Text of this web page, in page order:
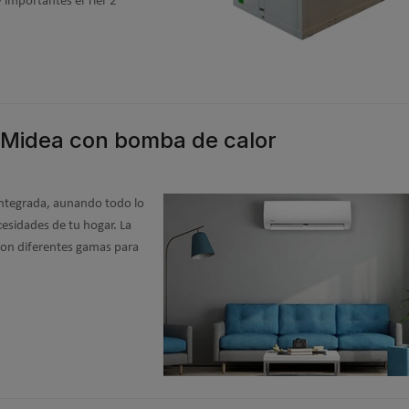
con bomba de calor
aunando todo lo
de tu hogar. La
diferentes gamas para